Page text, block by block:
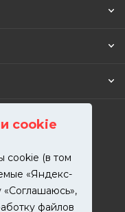
cookie
cookie (в том
«Яндекс-
файлов
ЗВОНОК